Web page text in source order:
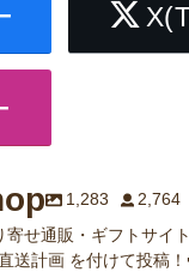
1,283
2,764
寄せ通販・ギフトサイ
送計画 を付けて投稿